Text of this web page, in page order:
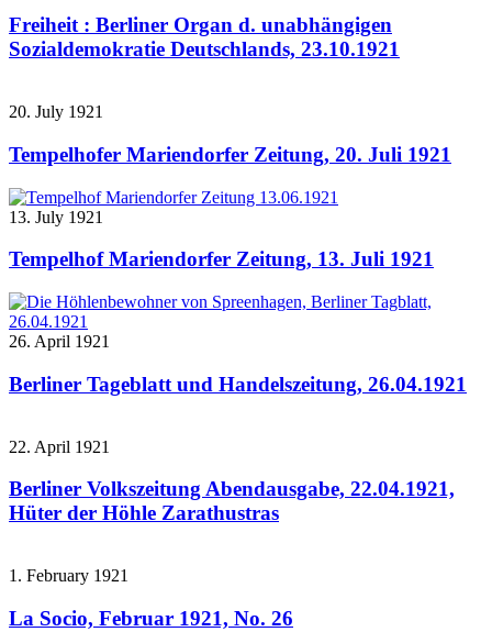
Freiheit : Berliner Organ d. unabhängigen
Sozialdemokratie Deutschlands, 23.10.1921
20. July 1921
Tempelhofer Mariendorfer Zeitung, 20. Juli 1921
13. July 1921
Tempelhof Mariendorfer Zeitung, 13. Juli 1921
26. April 1921
Berliner Tageblatt und Handelszeitung, 26.04.1921
22. April 1921
Berliner Volkszeitung Abendausgabe, 22.04.1921,
Hüter der Höhle Zarathustras
1. February 1921
La Socio, Februar 1921, No. 26